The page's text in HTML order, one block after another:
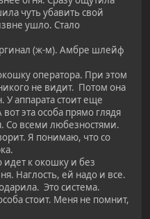
чуть убавить свой
ушло. Стало
(ж-м). Амбре шлейф
оператора. При этом
не видит. Потом она
У аппарата стоит еще
эта особа прямо глядя
Со всеми любезностями.
Я понимаю, что со
идет к окошку и без
Наглость, ей надо и все.
Это система.
стоит. Меня не помнит,